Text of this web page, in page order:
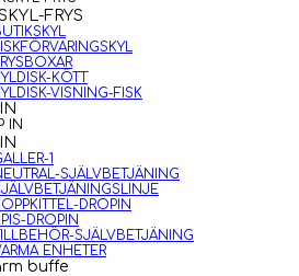
FRYS
KÖTT
VISNING-FISK
1
SJÄLVBETJÄNING
DROPIN
DROPIN
SJÄLVBETJÄNING
ENHETER
buffe